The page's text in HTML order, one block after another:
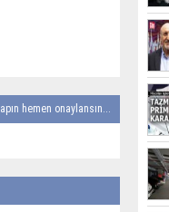
hemen onaylansın...